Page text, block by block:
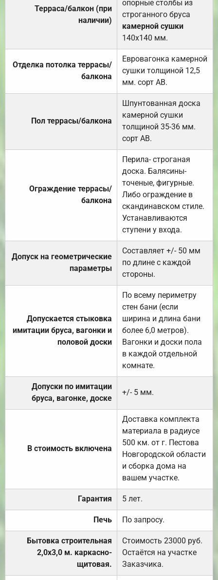
Терраса/балкон (при
наличии)
опорные столбы из
строганного бруса
камерной сушки
140х140 мм.
Отделка потолка террасы/
балкона
Евровагонка камерной
сушки толщиной 12,5
мм. сорт АВ.
Пол террасы/балкона
Шпунтованная доска
камерной сушки
толщиной 35-36 мм.
сорт АВ.
Ограждение террасы/
балкона
Перила- строганая
доска. Балясины-
точеные, фигурные.
Либо ограждение в
скандинавском стиле.
Устанавливаются
ступени у входа.
Допуск на геометрические
параметры
Составляет +/- 50 мм
по длине с каждой
стороны.
Допускается стыковка
имитации бруса, вагонки и
половой доски
По всему периметру
стен бани (если
ширина и длина бани
более 6,0 метров).
Вагонки и доски пола
в каждой отдельной
комнате.
Допуски по имитации
бруса, вагонке, доске
+/- 5 мм.
В стоимость включена
Доставка комплекта
материала в радиусе
500 км. от г. Пестова
Новгородской области
и сборка дома на
вашем участке.
Гарантия 5 лет.
Печь По запросу.
Бытовка строительная
2,0х3,0 м. каркасно-
щитовая.
Стоимость 23000 руб.
Остаётся на участке
Заказчика.